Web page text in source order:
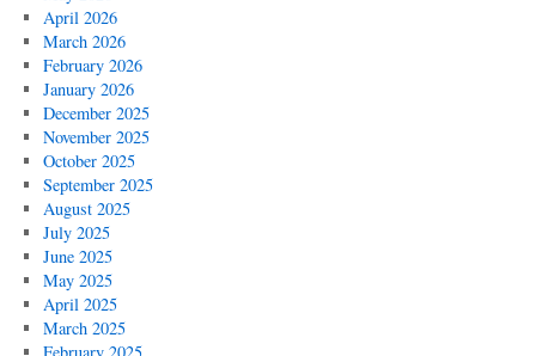
April 2026
March 2026
February 2026
January 2026
December 2025
November 2025
October 2025
September 2025
August 2025
July 2025
June 2025
May 2025
April 2025
March 2025